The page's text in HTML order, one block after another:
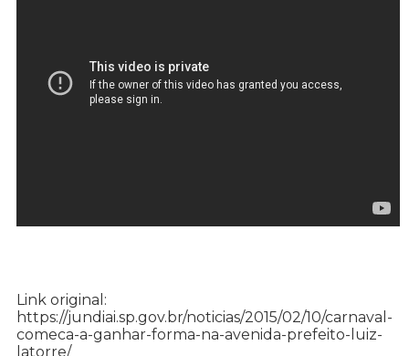
Link original:
https://jundiai.sp.gov.br/noticias/2015/02/10/carnaval-
comeca-a-ganhar-forma-na-avenida-prefeito-luiz-
latorre/